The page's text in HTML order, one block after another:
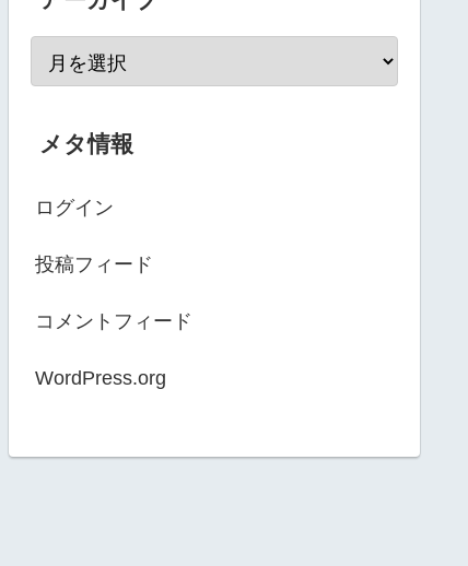
メタ情報
ログイン
投稿フィード
コメントフィード
WordPress.org